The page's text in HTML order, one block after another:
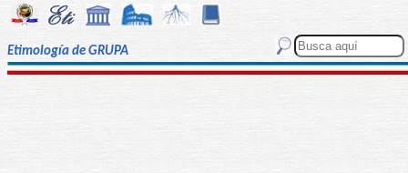
Etimología de GRUPA